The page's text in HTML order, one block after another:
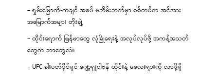
– ရှမ်းမြောက်-ကချင် အစပ် မဘိမ်းဘက်မှာ စစ်တပ်က အင်အား
အမြောက်အများ တိုးချဲ့
– ထိုင်းရောက် မြန်မာတွေ လုံခြုံရေးနဲ့ အလုပ်လုပ်ဖို့ အကန့်အသတ်
တွေက ဘာတွေလဲ။
– UFC ခါးပတ်ပိုင်ရှင် ဂျော့ရှူဝါဗန် ထိုင်းနဲ့ မလေးရှားကို လာဖို့ရှိ